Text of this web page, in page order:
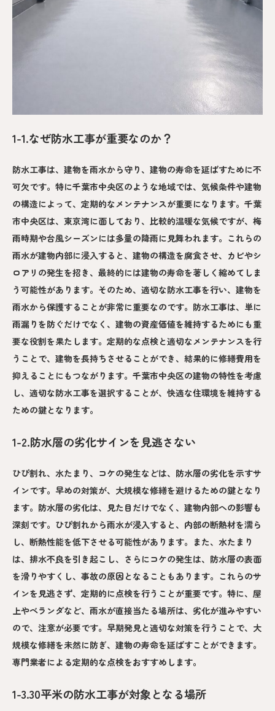
1-1.なぜ防水工事が重要なのか？
防水工事は、建物を雨水から守り、建物の寿命を延ばすために不
可欠です。特に千葉市中央区のような地域では、気候条件や建物
の構造によって、定期的なメンテナンスが重要になります。千葉
市中央区は、東京湾に面しており、比較的温暖な気候ですが、梅
雨時期や台風シーズンには多量の降雨に見舞われます。これらの
雨水が建物内部に浸入すると、建物の構造を腐食させ、カビやシ
ロアリの発生を招き、最終的には建物の寿命を著しく縮めてしま
う可能性があります。そのため、適切な防水工事を行い、建物を
雨水から保護することが非常に重要なのです。防水工事は、単に
雨漏りを防ぐだけでなく、建物の資産価値を維持するためにも重
要な役割を果たします。定期的な点検と適切なメンテナンスを行
うことで、建物を長持ちさせることができ、結果的に修繕費用を
抑えることにもつながります。千葉市中央区の建物の特性を考慮
し、適切な防水工事を選択することが、快適な住環境を維持する
ための鍵となります。
1-2.防水層の劣化サインを見逃さない
ひび割れ、水たまり、コケの発生などは、防水層の劣化を示すサ
インです。早めの対策が、大規模な修繕を避けるための鍵となり
ます。防水層の劣化は、見た目だけでなく、建物内部への影響も
深刻です。ひび割れから雨水が浸入すると、内部の断熱材を濡ら
し、断熱性能を低下させる可能性があります。また、水たまり
は、排水不良を引き起こし、さらにコケの発生は、防水層の表面
を滑りやすくし、事故の原因となることもあります。これらのサ
インを見逃さず、定期的に点検を行うことが重要です。特に、屋
上やベランダなど、雨水が直接当たる場所は、劣化が進みやすい
ので、注意が必要です。早期発見と適切な対策を行うことで、大
規模な修繕を未然に防ぎ、建物の寿命を延ばすことができます。
専門業者による定期的な点検をおすすめします。
1-3.30平米の防水工事が対象となる場所